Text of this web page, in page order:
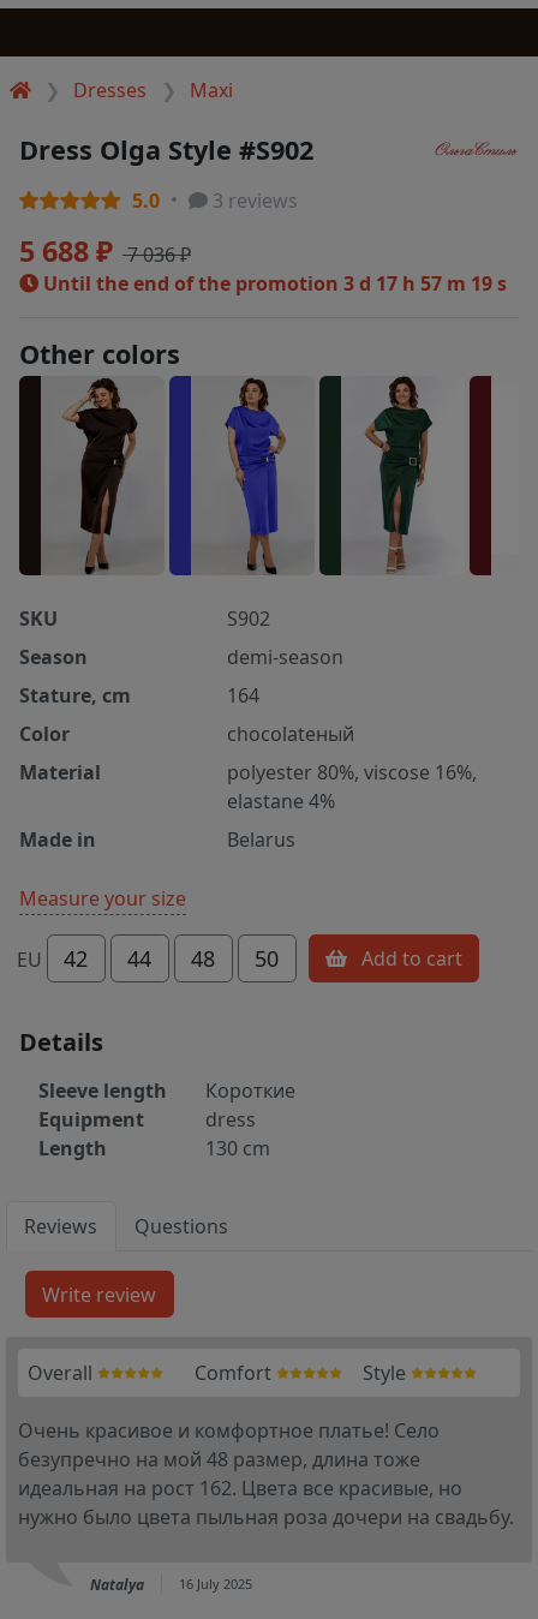
Dresses Maxi
Dress Olga Style #S902
5.0 3 reviews
5 688 ₽ 7 036 ₽
Until the end of the promotion 3 d 17 h 57 m 19 s
Other colors
SKU
S902
Season
demi-season
Stature, cm
164
Color
chocolateный
Material
polyester 80%, viscose 16%,
elastane 4%
Made in
Belarus
Measure your size
EU 42 44 48 50 Add to cart
Details
Sleeve length
Короткие
Equipment
dress
Length
130 cm
Reviews Questions
Overall Comfort Style
Очень красивое и комфортное платье! Село
безупречно на мой 48 размер, длина тоже
идеальная на рост 162. Цвета все красивые, но
нужно было цвета пыльная роза дочери на свадьбу.
Natalya 16 July 2025